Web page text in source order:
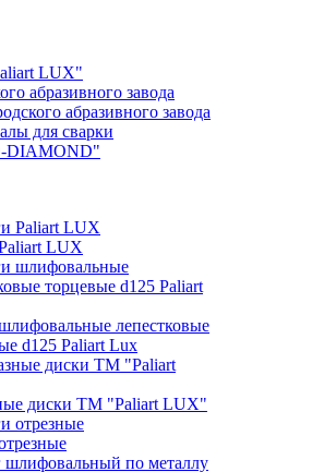
LUX"
абразивного завода
абразивного завода
для сварки
DIAMOND"
LUX
лепестковые
d125 Paliart Lux
диски ТМ "Paliart LUX"